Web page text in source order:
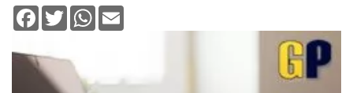
Facebook
TwitterWhatsApp